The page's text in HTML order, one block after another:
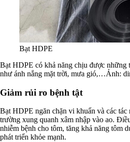
Bạt HDPE
Bạt HDPE có khả năng chịu được những
như ánh nắng mặt trời, mưa gió,…Ảnh:
Giảm rủi ro bệnh tật
Bạt HDPE ngăn chặn vi khuẩn và các tác
trường xung quanh xâm nhập vào ao.
nhiễm bệnh cho tôm, tăng khả năng tôm
phát triển khỏe mạnh.